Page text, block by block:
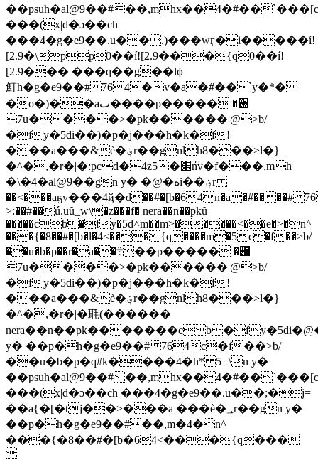
��psuh�al@9��#��,mhx��4�#��
���(x|d�ɔ��ch
���4�g�e9��.u��.)���wӷ�i�����í!
[2.9�\pp0��í![2.9���{q0��í!
[2.9��� ���q��g��lɸ
䰳h�g�e9��# 764�v�a�#��`y�*�
�o�)��aٮ����p�����֐� 
7u����>�pk������|@>b/
�fy�5di��)�p�j���h�k�f!
���a���&ѐ�؋r��gnlh8���>l�}
�^�,�r�|�:pcd�4z5�׎n͆v�f���,mh
�\�4�al@9��gn y� �@�هi��؋r
��<���aҕv���4ҋ�d��#�[b�64n�a�#����#
>:��#��ú.uȗ_w\�z���f� nera��n��pkȗ
�����cb�fy�5d˄m��m>�����<��e�>�n^
���{�8��#�[b�l�4<���{q����m�5c�f��>b/
��u�b�p��r�a��܊��p�����֐� 
7u����>�pk������|@>b/
�fy�5di��)�p�j���h�k�f!
���a���&ѐ�؋r��gnlh8���>l�}
�^�,�r�|�㲨(������
nera��n��pk�������cb�f
y� ��p�h�g�e9��# 764c�f��>b/
��u�b�p�q#k����4�h* 5؍\n y�
��psuh�al@9��#��,mhx��4�#��
���(x|d�ɔ��ch ���4�g�e9��.u��;�j=
��a{�[�tj��>���a ���ѐ�؀r��gn y�
��p�h�g�e9��#��,m�4�n^
���{�8��#�[b�64<���{q���
